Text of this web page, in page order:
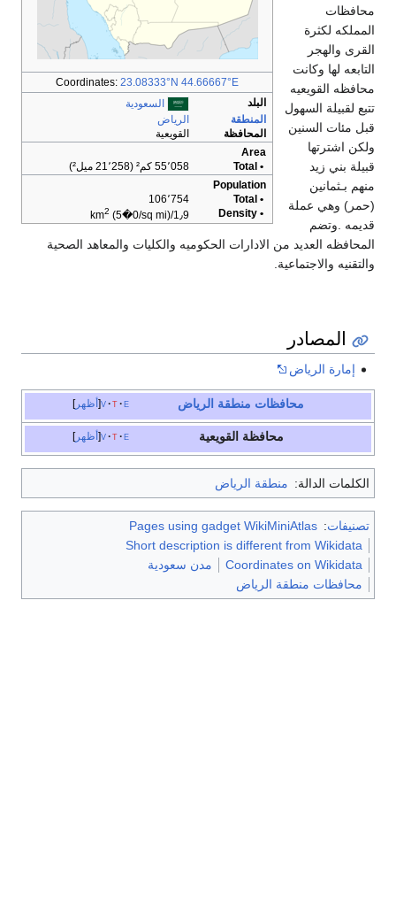
Coordinates: 23.08333°N 44.66667°E
البلد
السعودية
المنطقة
الرياض
المحافظة
القويعية
Area
• Total
55٬058 كم² (21٬258 ميل²)
Population
• Total
106٬754
• Density
1٫9/km 2 (5�0/sq mi)
محافظات
المملكه لكثرة
القرى والهجر
التابعه لها وكانت
محافظه القويعيه
تتبع لقبيلة السهول
قبل مئات السنين
ولكن اشترتها
قبيلة بني زيد
منهم بـثمانين
(حمر) وهي عملة
قديمه .وتضم
المحافظه العديد من الادارات الحكوميه والكليات والمعاهد الصحية
والتقنيه والاجتماعية.
المصادر
إمارة الرياض
أظهر v t e محافظات منطقة الرياض
أظهر v t e محافظة القويعية
الكلمات الدالة: منطقة الرياض
تصنيفات:
Pages using gadget WikiMiniAtlas
Short description is different from Wikidata
Coordinates on Wikidata
مدن سعودية
محافظات منطقة الرياض